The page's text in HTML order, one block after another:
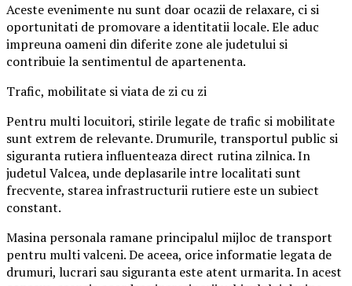
Aceste evenimente nu sunt doar ocazii de relaxare, ci si
oportunitati de promovare a identitatii locale. Ele aduc
impreuna oameni din diferite zone ale judetului si
contribuie la sentimentul de apartenenta.
Trafic, mobilitate si viata de zi cu zi
Pentru multi locuitori, stirile legate de trafic si mobilitate
sunt extrem de relevante. Drumurile, transportul public si
siguranta rutiera influenteaza direct rutina zilnica. In
judetul Valcea, unde deplasarile intre localitati sunt
frecvente, starea infrastructurii rutiere este un subiect
constant.
Masina personala ramane principalul mijloc de transport
pentru multi valceni. De aceea, orice informatie legata de
drumuri, lucrari sau siguranta este atent urmarita. In acest